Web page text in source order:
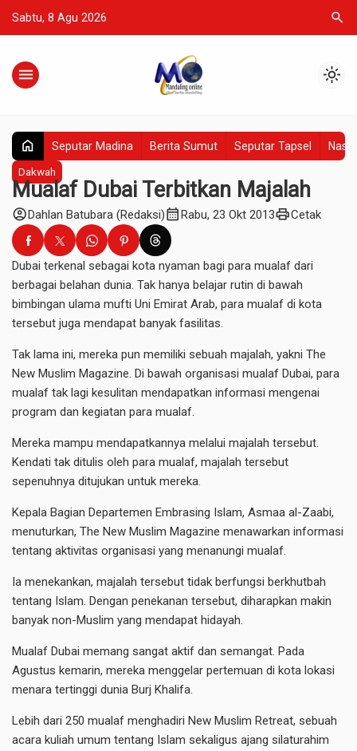
Sabtu, 8 Agu 2026 search
menu light_mode
home Seputar Madina Berita Sumut Seputar Tapsel
Dakwah
Mualaf Dubai Terbitkan Majalah
account_circleDahlan Batubara (Redaksi)calendar_monthRabu, 23 Okt 2013printCetak
Dubai terkenal sebagai kota nyaman bagi para mualaf dari
berbagai belahan dunia. Tak hanya belajar rutin di bawah
bimbingan ulama mufti Uni Emirat Arab, para mualaf di kota
tersebut juga mendapat banyak fasilitas.
Tak lama ini, mereka pun memiliki sebuah majalah, yakni The
New Muslim Magazine. Di bawah organisasi mualaf Dubai, para
mualaf tak lagi kesulitan mendapatkan informasi mengenai
program dan kegiatan para mualaf.
Mereka mampu mendapatkannya melalui majalah tersebut.
Kendati tak ditulis oleh para mualaf, majalah tersebut
sepenuhnya ditujukan untuk mereka.
Kepala Bagian Departemen Embrasing Islam, Asmaa al-Zaabi,
menuturkan, The New Muslim Magazine menawarkan informasi
tentang aktivitas organisasi yang menanungi mualaf.
Ia menekankan, majalah tersebut tidak berfungsi berkhutbah
tentang Islam. Dengan penekanan tersebut, diharapkan makin
banyak non-Muslim yang mendapat hidayah.
Mualaf Dubai memang sangat aktif dan semangat. Pada
Agustus kemarin, mereka menggelar pertemuan di kota lokasi
menara tertinggi dunia Burj Khalifa.
Lebih dari 250 mualaf menghadiri New Muslim Retreat, sebuah
acara kuliah umum tentang Islam sekaligus ajang silaturahim